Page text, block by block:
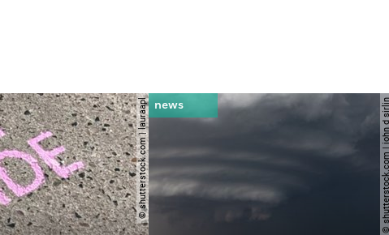
© shutterstock.com | lauraapl ©